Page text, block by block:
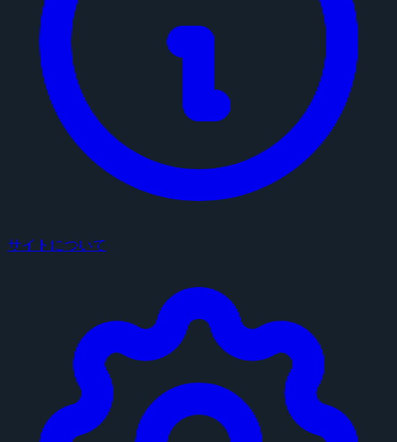
サイトについて